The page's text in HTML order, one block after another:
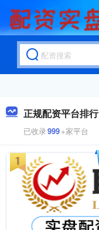
正规配资平台排行
已收录999+家平台